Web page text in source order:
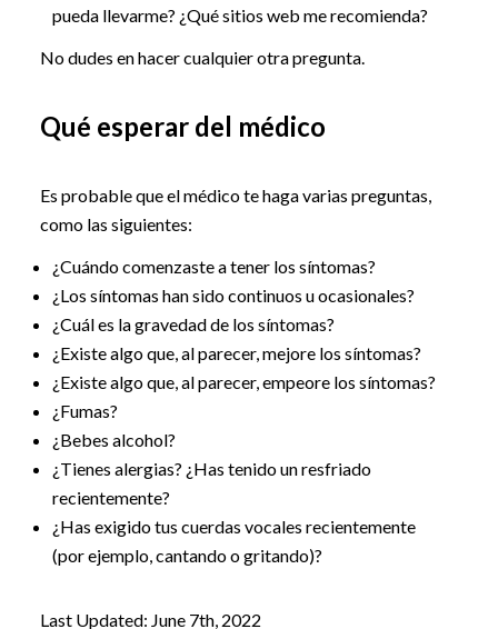
pueda llevarme? ¿Qué sitios web me recomienda?
No dudes en hacer cualquier otra pregunta.
Qué esperar del médico
Es probable que el médico te haga varias preguntas,
como las siguientes:
¿Cuándo comenzaste a tener los síntomas?
¿Los síntomas han sido continuos u ocasionales?
¿Cuál es la gravedad de los síntomas?
¿Existe algo que, al parecer, mejore los síntomas?
¿Existe algo que, al parecer, empeore los síntomas?
¿Fumas?
¿Bebes alcohol?
¿Tienes alergias? ¿Has tenido un resfriado
recientemente?
¿Has exigido tus cuerdas vocales recientemente
(por ejemplo, cantando o gritando)?
Last Updated: June 7th, 2022